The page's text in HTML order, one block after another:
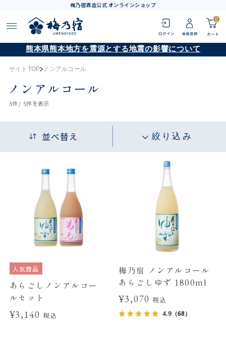
梅乃宿酒造公式 オンラインショップ
0
熊本県熊本地方を震源とする地震の影響について
サイトTOP ノンアルコール
ノンアルコール
5件 / 5件を表示
並べ替え 絞り込み
人気商品
あらごしノンアルコー
ルセット
¥3,140税込
梅乃宿 ノンアルコール
あらごしゆず 1800ml
¥3,070 税込
4.9 （68）